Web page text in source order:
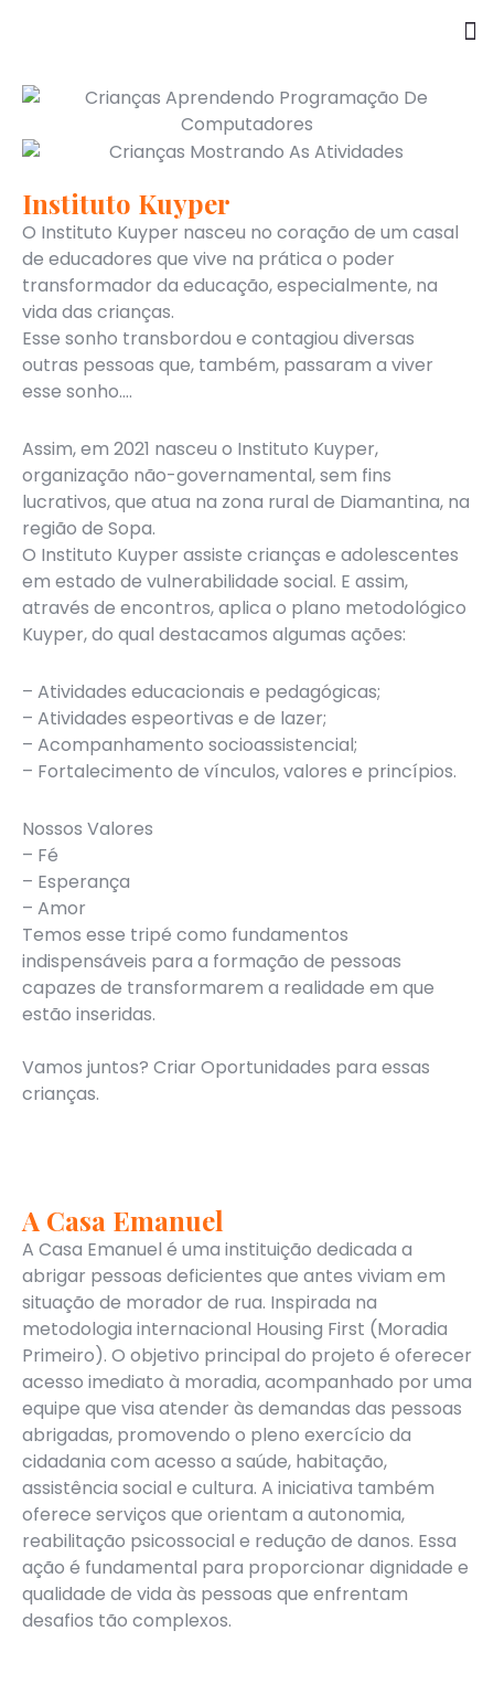
Instituto Kuyper
O Instituto Kuyper nasceu no coração de um casal
de educadores que vive na prática o poder
transformador da educação, especialmente, na
vida das crianças.
Esse sonho transbordou e contagiou diversas
outras pessoas que, também, passaram a viver
esse sonho….
Assim, em 2021 nasceu o Instituto Kuyper,
organização não-governamental, sem fins
lucrativos, que atua na zona rural de Diamantina, na
região de Sopa.
O Instituto Kuyper assiste crianças e adolescentes
em estado de vulnerabilidade social. E assim,
através de encontros, aplica o plano metodológico
Kuyper, do qual destacamos algumas ações:
– Atividades educacionais e pedagógicas;
– Atividades espeortivas e de lazer;
– Acompanhamento socioassistencial;
– Fortalecimento de vínculos, valores e princípios.
Nossos Valores
– Fé
– Esperança
– Amor
Temos esse tripé como fundamentos
indispensáveis para a formação de pessoas
capazes de transformarem a realidade em que
estão inseridas.
Vamos juntos? Criar Oportunidades para essas
crianças.
A Casa Emanuel
A Casa Emanuel é uma instituição dedicada a
abrigar pessoas deficientes que antes viviam em
situação de morador de rua. Inspirada na
metodologia internacional Housing First (Moradia
Primeiro). O objetivo principal do projeto é oferecer
acesso imediato à moradia, acompanhado por uma
equipe que visa atender às demandas das pessoas
abrigadas, promovendo o pleno exercício da
cidadania com acesso a saúde, habitação,
assistência social e cultura. A iniciativa também
oferece serviços que orientam a autonomia,
reabilitação psicossocial e redução de danos. Essa
ação é fundamental para proporcionar dignidade e
qualidade de vida às pessoas que enfrentam
desafios tão complexos.